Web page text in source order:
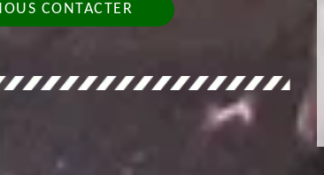
CONTACTER